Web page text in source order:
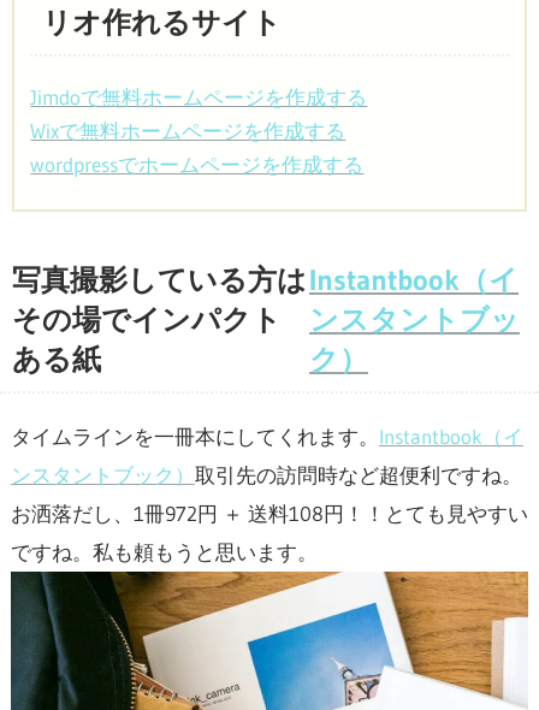
リオ作れるサイト
Jimdoで無料ホームページを作成する
Wixで無料ホームページを作成する
wordpressでホームページを作成する
写真撮影している方は
その場でインパクト
ある紙
Instantbook（イ
ンスタントブッ
ク）
タイムラインを一冊本にしてくれます。 Instantbook（イ
ンスタントブック） 取引先の訪問時など超便利ですね。
お洒落だし、1冊972円 ＋ 送料108円！！とても見やすい
ですね。私も頼もうと思います。